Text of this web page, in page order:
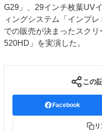
運営
会社案内
購読・購入申
お問い合わせ
G29」、29インチ枚葉UV
ィングシステム「インプ
での販売が決まったスク
520HD」を実演した。
この
Facebook